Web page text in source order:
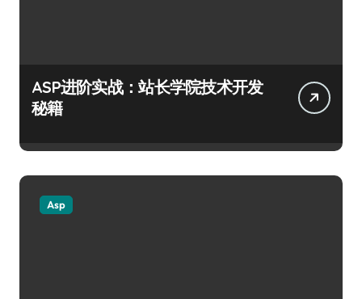
ASP进阶实战：站长学院技术开发
秘籍
Asp